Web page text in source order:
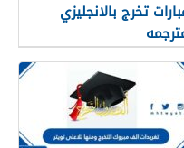
تخرج بالانجليزي